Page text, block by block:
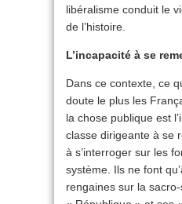
libéralisme conduit le
de l’histoire.
L’incapacité à se
Dans ce contexte, ce
doute le plus les
la chose publique est
classe dirigeante à se
à s’interroger sur les
système. Ils ne font
rengaines sur la